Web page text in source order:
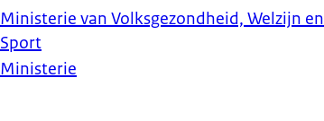
Ministerie van Volksgezondheid, Welzijn en
Sport
Ministerie